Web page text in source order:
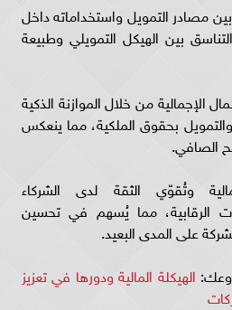
مصادر التمويل واستخداماته داخل
بين الهيكل التمويلي وطبيعة
الإجمالية من خلال الموازنة الذكية
والتمويل بحقوق الملكية، مما ينعكس
الصافي.
وتُقوّي الثقة لدى الشركاء
الرقابية، مما يُسهم في تحسين
على المدى البعيد.
الهيكلة المالية ودورها في تعزيز